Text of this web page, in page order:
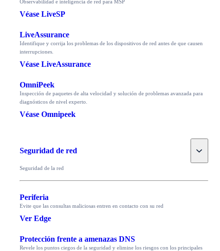
Observabilidad e inteligencia de red para MSP
Véase LiveSP
LiveAssurance
Identifique y corrija los problemas de los dispositivos de red antes de que causen
interrupciones.
Véase LiveAssurance
OmniPeek
Inspección de paquetes de alta velocidad y solución de problemas avanzada para
diagnósticos de nivel experto.
Véase Omnipeek
Seguridad de red Toggle
Seguridad de la red
Periferia
Evite que las consultas maliciosas entren en contacto con su red
Ver Edge
Protección frente a amenazas DNS
Revele los puntos ciegos de la seguridad y elimine los riesgos con los principales